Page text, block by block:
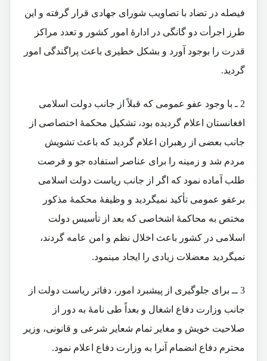
فیصله در تضاد با تصاویب شورای جهادی قرار گرفته و این
طرز اجرأت دو گانگی در ادارۀ امور کشور و تعدد مراکز
قدرت را بوجود آورد و بشکل خطیری باعث پراگندگی امور
گردید.
2 ـ
با وجود عفو عمومی که قبلاً از جانب دولت اسلامی
افغانستان اعلام گردیده بود، تشکیل محکمۀ اختصاصی از
جانب بعضی از رهبران اعلام گردید که باعث تشویش
مردم شد و زمینه را برای عناصر استفاده جو و فرصت
طلب آماده نمود که اگر از جانب ریاست دولت اسلامی
برعفو عمومی تأکید نمیگردید و وظیفۀ محکمۀ مذکور
مختص به محاکمۀ اشخاصی که بعد از تأسیس دولت
اسلامی در کشور باعث اخلال نظم و امن عامه گردند،
نمیگردید معضلات زیادی را ایجاد مینمود.
3 ــ
برای جلوگیری از پیشبرد امور، دفاتر ریاست دولت از
جانب وزارت دفاع اشغال و بعداً طی نامۀ به دور از
صلاحیت خویش و مغایر تمام شعایر شرعی و قانونی، وزیر
محترم دفاع انضمام آنرا به وزارت دفاع اعلام نمود.